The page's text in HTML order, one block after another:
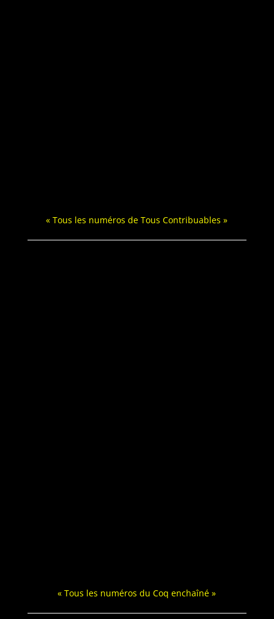
« Tous les numéros de Tous Contribuables »
« Tous les numéros du Coq enchaîné »